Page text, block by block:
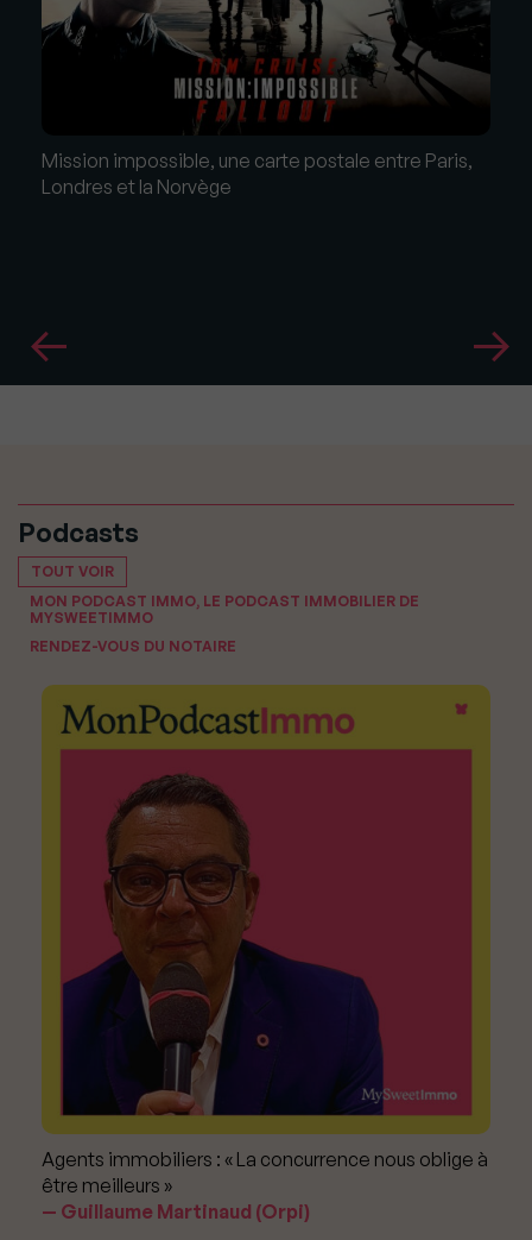
Mission impossible, une carte postale entre Paris,
Londres et la Norvège
Podcasts
TOUT VOIR
MON PODCAST IMMO, LE PODCAST IMMOBILIER DE
MYSWEETIMMO
RENDEZ-VOUS DU NOTAIRE
Agents immobiliers : « La concurrence nous oblige à
être meilleurs »
Guillaume Martinaud (Orpi)